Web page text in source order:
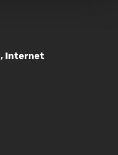
Internet